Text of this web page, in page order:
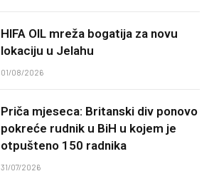
HIFA OIL mreža bogatija za novu
lokaciju u Jelahu
01/08/2026
Priča mjeseca: Britanski div ponovo
pokreće rudnik u BiH u kojem je
otpušteno 150 radnika
31/07/2026